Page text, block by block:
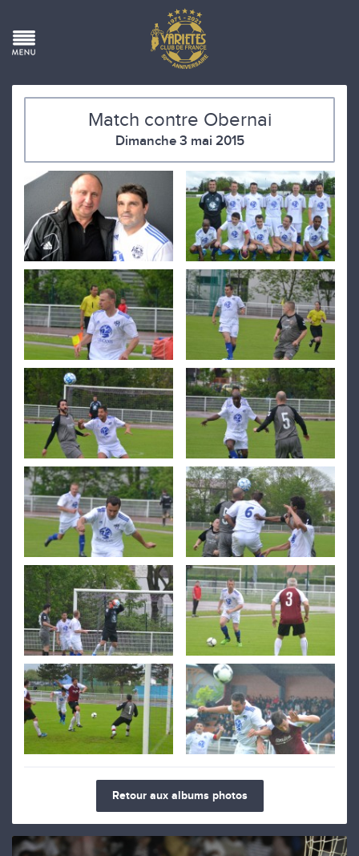
Match contre Obernai
Dimanche 3 mai 2015
Retour aux albums photos